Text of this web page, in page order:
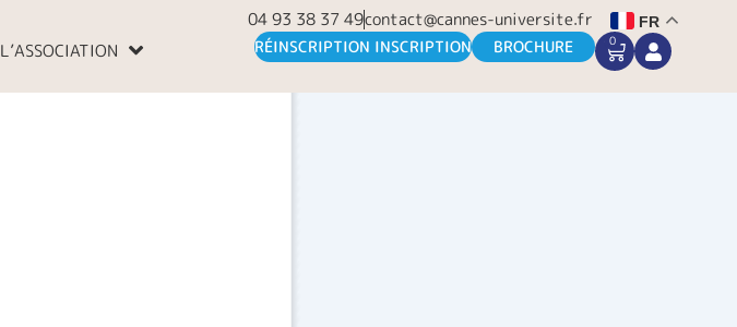
04 93 38 37 49contact@cannes-universite.fr FR
L’ASSOCIATION RÉINSCRIPTION INSCRIPTION BROCHURE 0
CART